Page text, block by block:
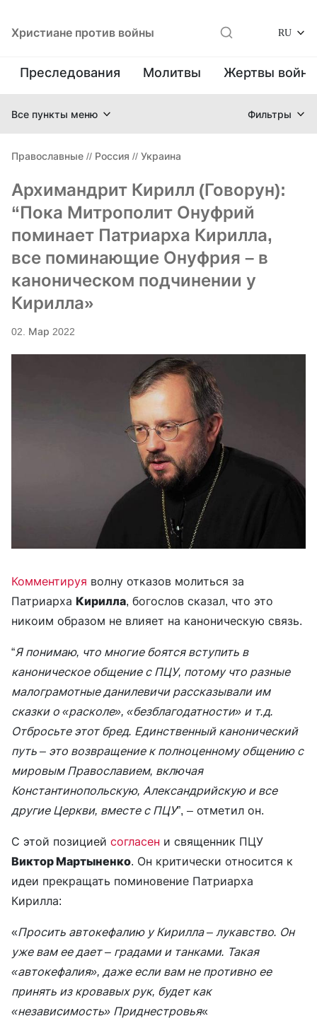
Христиане против войны RU
Преследования Молитвы Жертвы
Все пункты меню Фильтры
Православные // Россия // Украина
Архимандрит Кирилл (Говорун):
“Пока Митрополит Онуфрий
поминает Патриарха Кирилла,
все поминающие Онуфрия – в
каноническом подчинении у
Кирилла»
02. Мар 2022
Комментируя волну отказов молиться за
Патриарха Кирилла, богослов сказал, что это
никоим образом не влияет на каноническую связь.
“Я понимаю, что многие боятся вступить в
каноническое общение с ПЦУ, потому что разные
малограмотные данилевичи рассказывали им
сказки о «расколе», «безблагодатности» и т.д.
Отбросьте этот бред. Единственный канонический
путь – это возвращение к полноценному общению с
мировым Православием, включая
Константинопольскую, Александрийскую и все
другие Церкви, вместе с ПЦУ”, – отметил он.
С этой позицией согласен и священник ПЦУ
Виктор Мартыненко. Он критически относится к
идеи прекращать поминовение Патриарха
Кирилла:
«Просить автокефалию у Кирилла – лукавство. Он
уже вам ее дает – градами и танками. Такая
«автокефалия», даже если вам не противно ее
принять из кровавых рук, будет как
«независимость» Приднестровья«